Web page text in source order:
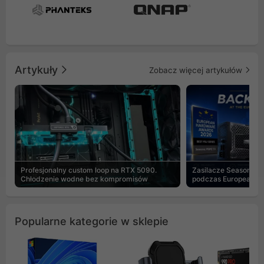
Artykuły Zobacz więcej artykułów
Profesjonalny custom loop na RTX 5090.
Chłodzenie wodne bez kompromisów
Zasilacze Seasonic
podczas European
Popularne kategorie w sklepie